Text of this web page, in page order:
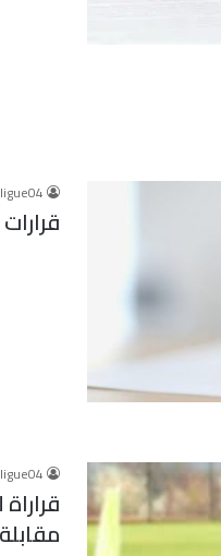
ligue04
ligue04
مقابلةRBOG vs USAM